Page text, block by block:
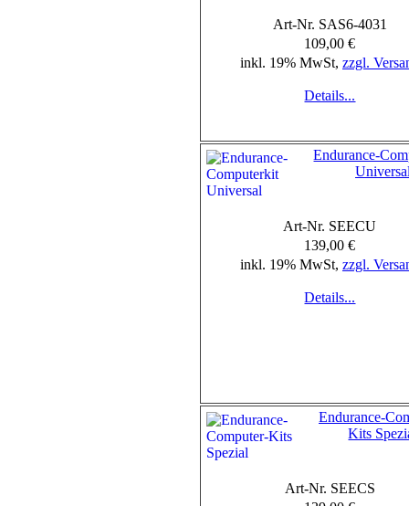
Art-Nr. SAS6-4031
109,00 €
inkl. 19% MwSt, zzgl.
Details...
Endurance-
Art-Nr. SEECU
139,00 €
inkl. 19% MwSt, zzgl.
Details...
Endurance-
Kits
Art-Nr. SEECS